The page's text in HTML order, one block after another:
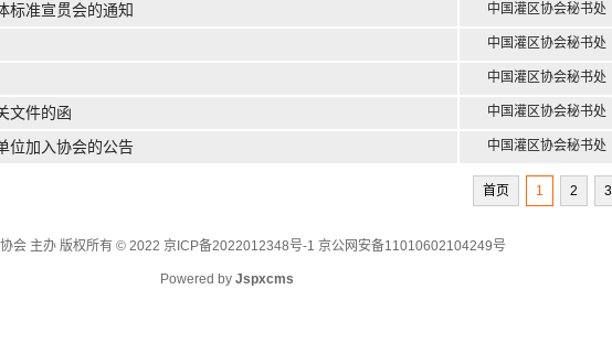
标准宣贯会的通知 中国灌区协会秘书处
中国灌区协会秘书处
中国灌区协会秘书处
文件的函 中国灌区协会秘书处
位加入协会的公告 中国灌区协会秘书处
首页 1 2 3
会 主办 版权所有 © 2022 京ICP备2022012348号-1 京公网安备11010602104249号
Powered by Jspxcms